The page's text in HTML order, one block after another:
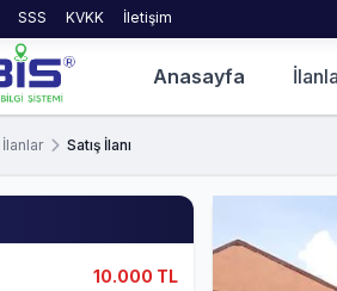
SSS KVKK İletişim
Anasayfa
İlanlar Satış İlanı
10.000 TL